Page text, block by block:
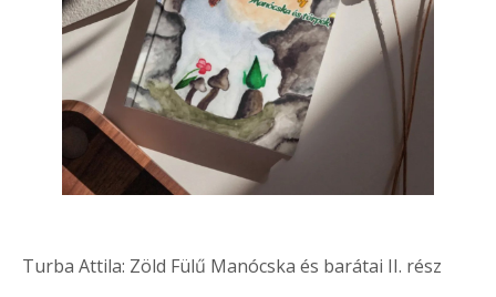
Turba Attila: Zöld Fülű Manócska és barátai II. rész